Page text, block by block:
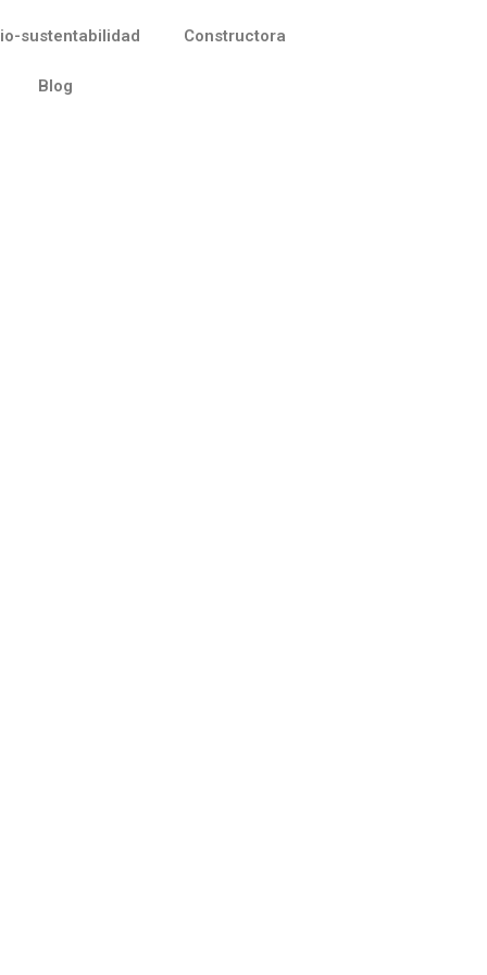
sustentabilidad Constructora
Blog